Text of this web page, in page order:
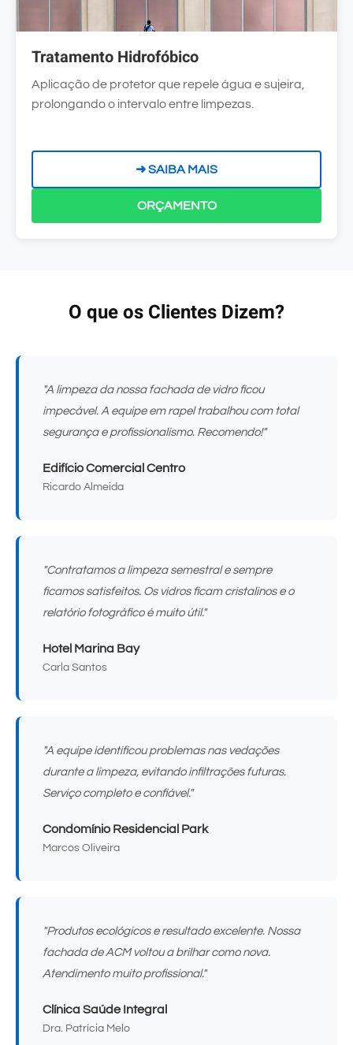
Tratamento Hidrofóbico
Aplicação de protetor que repele água e sujeira,
prolongando o intervalo entre limpezas.
➜ SAIBA MAIS
ORÇAMENTO
O que os Clientes Dizem?
"A limpeza da nossa fachada de vidro ficou
impecável. A equipe em rapel trabalhou com total
segurança e profissionalismo. Recomendo!"
Edifício Comercial Centro
Ricardo Almeida
"Contratamos a limpeza semestral e sempre
ficamos satisfeitos. Os vidros ficam cristalinos e o
relatório fotográfico é muito útil."
Hotel Marina Bay
Carla Santos
"A equipe identificou problemas nas vedações
durante a limpeza, evitando infiltrações futuras.
Serviço completo e confiável."
Condomínio Residencial Park
Marcos Oliveira
"Produtos ecológicos e resultado excelente. Nossa
fachada de ACM voltou a brilhar como nova.
Atendimento muito profissional."
Clínica Saúde Integral
Dra. Patrícia Melo